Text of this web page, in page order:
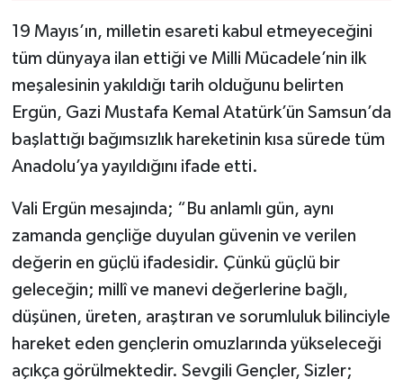
19 Mayıs’ın, milletin esareti kabul etmeyeceğini
tüm dünyaya ilan ettiği ve Milli Mücadele’nin ilk
meşalesinin yakıldığı tarih olduğunu belirten
Ergün, Gazi Mustafa Kemal Atatürk’ün Samsun’da
başlattığı bağımsızlık hareketinin kısa sürede tüm
Anadolu’ya yayıldığını ifade etti.
Vali Ergün mesajında; “Bu anlamlı gün, aynı
zamanda gençliğe duyulan güvenin ve verilen
değerin en güçlü ifadesidir. Çünkü güçlü bir
geleceğin; millî ve manevi değerlerine bağlı,
düşünen, üreten, araştıran ve sorumluluk bilinciyle
hareket eden gençlerin omuzlarında yükseleceği
açıkça görülmektedir. Sevgili Gençler, Sizler;